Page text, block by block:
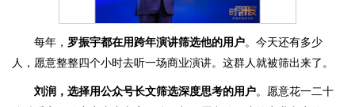
每年， 罗振宇都在用跨年演讲筛选他的用户。今天还有多少
人，愿意整整四个小时去听一场商业演讲。这群人就被筛出来了。
刘润，选择用公众号长文筛选深度思考的用户。愿意花一二十